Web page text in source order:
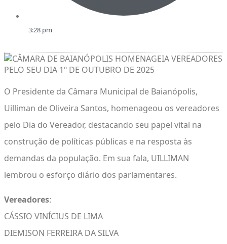
3:28 pm
O Presidente da Câmara Municipal de Baianópolis,
Uilliman de Oliveira Santos, homenageou os vereadores
pelo Dia do Vereador, destacando seu papel vital na
construção de políticas públicas e na resposta às
demandas da população. Em sua fala, UILLIMAN
lembrou o esforço diário dos parlamentares.
Vereadores:
CÁSSIO VINÍCIUS DE LIMA
DIEMISON FERREIRA DA SILVA